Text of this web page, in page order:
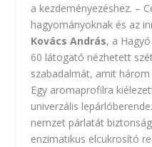
a kezdeményezéshez. –
hagyományoknak és az
Kovács András, a
60 látogató nézhetett
szabadalmát, amit
Egy aromaprofilra
univerzális
nemzet párlatát
enzimatikus elcukrosító